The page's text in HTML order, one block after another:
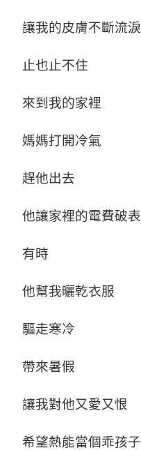
讓我的皮膚不斷流淚
止也止不住
來到我的家裡
媽媽打開冷氣
趕他出去
他讓家裡的電費破表
有時
他幫我曬乾衣服
驅走寒冷
帶來暑假
讓我對他又愛又恨
希望熱能當個乖孩子